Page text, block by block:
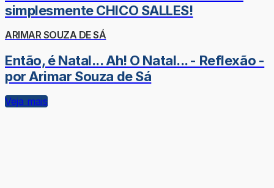
simplesmente CHICO SALLES!
ARIMAR SOUZA DE SÁ
Então, é Natal... Ah! O Natal... - Reflexão -
por Arimar Souza de Sá
Veja mais